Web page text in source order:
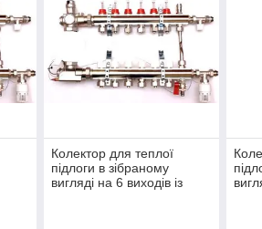
Колектор для теплої
підлоги в зібраному
вигляді на 6 виходів із